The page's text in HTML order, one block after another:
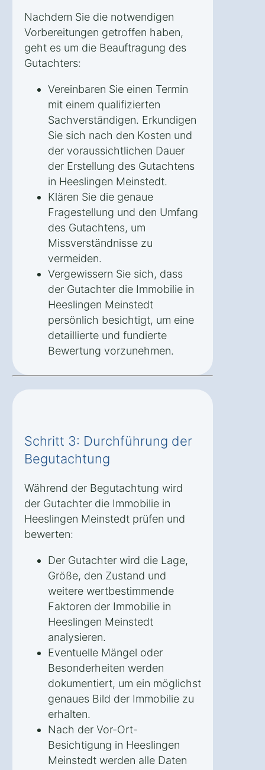
Nachdem Sie die notwendigen
Vorbereitungen getroffen haben,
geht es um die Beauftragung des
Gutachters:
Vereinbaren Sie einen Termin
mit einem qualifizierten
Sachverständigen. Erkundigen
Sie sich nach den Kosten und
der voraussichtlichen Dauer
der Erstellung des Gutachtens
in Heeslingen Meinstedt.
Klären Sie die genaue
Fragestellung und den Umfang
des Gutachtens, um
Missverständnisse zu
vermeiden.
Vergewissern Sie sich, dass
der Gutachter die Immobilie in
Heeslingen Meinstedt
persönlich besichtigt, um eine
detaillierte und fundierte
Bewertung vorzunehmen.
Schritt 3: Durchführung der
Begutachtung
Während der Begutachtung wird
der Gutachter die Immobilie in
Heeslingen Meinstedt prüfen und
bewerten:
Der Gutachter wird die Lage,
Größe, den Zustand und
weitere wertbestimmende
Faktoren der Immobilie in
Heeslingen Meinstedt
analysieren.
Eventuelle Mängel oder
Besonderheiten werden
dokumentiert, um ein möglichst
genaues Bild der Immobilie zu
erhalten.
Nach der Vor-Ort-
Besichtigung in Heeslingen
Meinstedt werden alle Daten